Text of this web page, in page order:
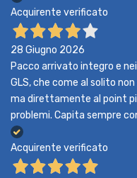
Acquirente verificato
28 Giugno 2026
Pacco arrivato integro e
GLS, che come al solito
ma direttamente al point
problemi. Capita sempre
Acquirente verificato